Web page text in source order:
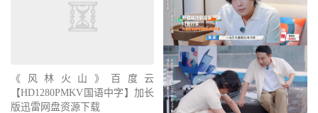
《风林火山》百度云
【HD1280PMKV国语中字】加长
版迅雷网盘资源下载